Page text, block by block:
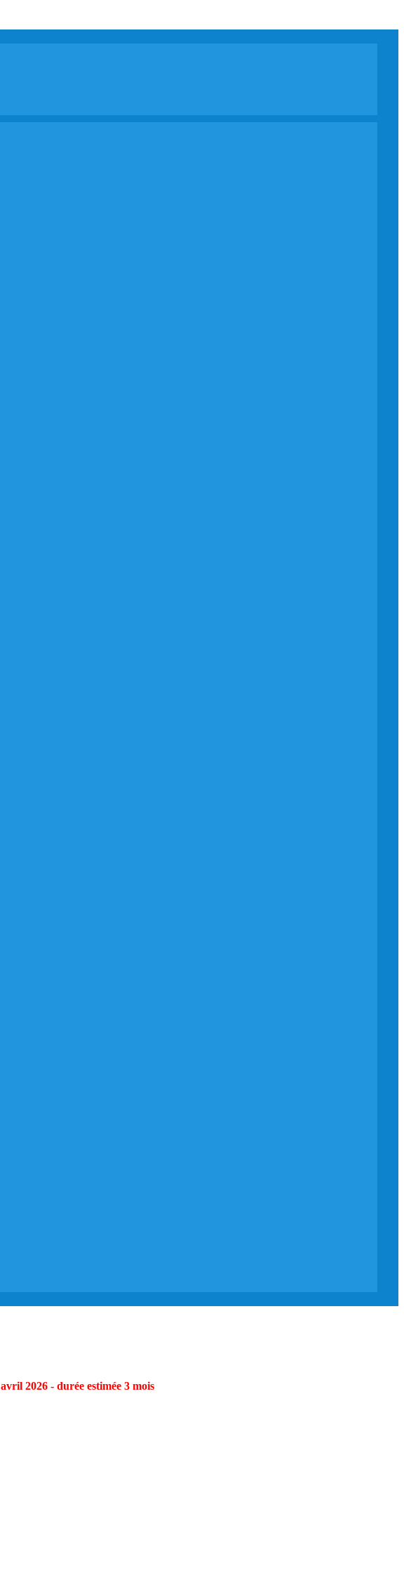
2026 - durée estimée 3 mois